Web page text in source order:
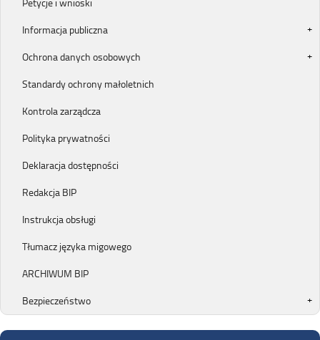
Informacja publiczna
Ochrona danych osobowych
Standardy ochrony małoletnich
Kontrola zarządcza
Polityka prywatności
Deklaracja dostępności
Redakcja BIP
Instrukcja obsługi
Tłumacz języka migowego
ARCHIWUM BIP
Bezpieczeństwo